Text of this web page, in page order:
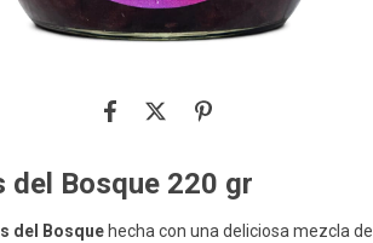
del Bosque 220 gr
del Bosque hecha con una deliciosa mezcla de